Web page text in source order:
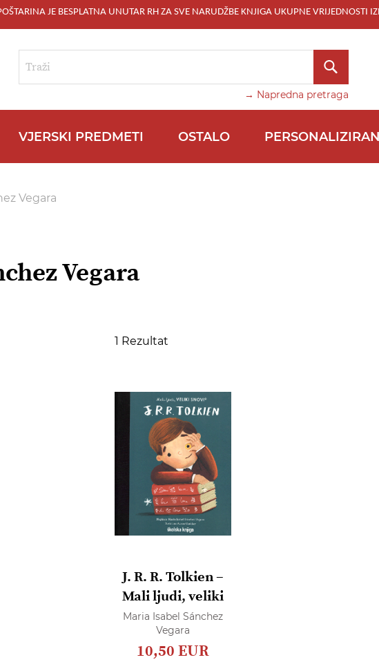
JE BESPLATNA UNUTAR RH ZA SVE NARUDŽBE KNJIGA UKUPNE VRIJEDNOSTI
→ Napredna pretraga
TRAŽI
VJERSKI PREDMETI OSTALO
Vegara
Vegara
1 Rezultat
J. R. R. Tolkien –
Mali ljudi, veliki
snovi
Maria Isabel Sánchez
Vegara
10,50 EUR